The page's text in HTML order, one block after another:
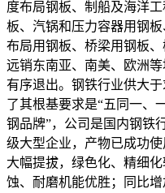
度布局钢板、制船及海洋
板、汽锅和压力容器用钢
布局用钢板、桥梁用钢板
远销东南亚、南美、欧洲
有序退出。钢铁行业供大
了其根基要求是“五同一、
钢品牌”，公司是国内钢铁
级大型企业，产物已成功
大幅提拔，绿色化、精细
蚀、耐磨机能优胜；同比